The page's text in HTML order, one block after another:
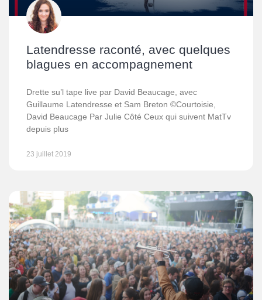
Latendresse raconté, avec quelques
blagues en accompagnement
Drette su’l tape live par David Beaucage, avec
Guillaume Latendresse et Sam Breton ©Courtoisie,
David Beaucage Par Julie Côté Ceux qui suivent MatTv
depuis plus
23 juillet 2019